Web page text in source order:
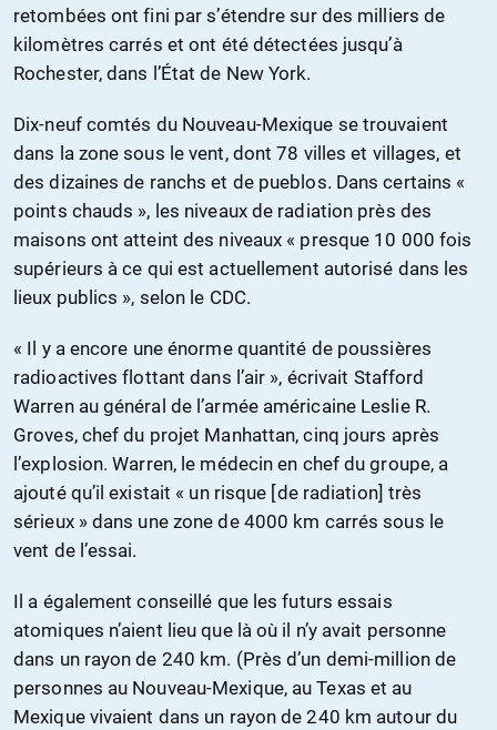
retombées ont fini par s’étendre sur des milliers de
kilomètres carrés et ont été détectées jusqu’à
Rochester, dans l’État de New York.
Dix-neuf comtés du Nouveau-Mexique se trouvaient
dans la zone sous le vent, dont 78 villes et villages, et
des dizaines de ranchs et de pueblos. Dans certains «
points chauds », les niveaux de radiation près des
maisons ont atteint des niveaux « presque 10 000 fois
supérieurs à ce qui est actuellement autorisé dans les
lieux publics », selon le CDC.
« Il y a encore une énorme quantité de poussières
radioactives flottant dans l’air », écrivait Stafford
Warren au général de l’armée américaine Leslie R.
Groves, chef du projet Manhattan, cinq jours après
l’explosion. Warren, le médecin en chef du groupe, a
ajouté qu’il existait « un risque [de radiation] très
sérieux » dans une zone de 4000 km carrés sous le
vent de l’essai.
Il a également conseillé que les futurs essais
atomiques n’aient lieu que là où il n’y avait personne
dans un rayon de 240 km. (Près d’un demi-million de
personnes au Nouveau-Mexique, au Texas et au
Mexique vivaient dans un rayon de 240 km autour du